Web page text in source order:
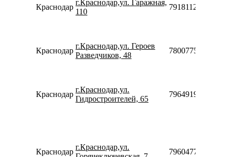
Краснодар
г.Краснодар,ул. Гаражная,
110
79181122449
Краснодар
г.Краснодар,ул. Героев
Разведчиков, 48
78007753553
Краснодар
г.Краснодар,ул.
Гидростроителей, 65
79649199089
Краснодар
г.Краснодар,ул.
79604773111